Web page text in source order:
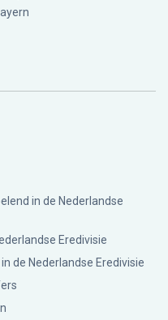
in de Nederlandse
Eredivisie
de Nederlandse Eredivisie